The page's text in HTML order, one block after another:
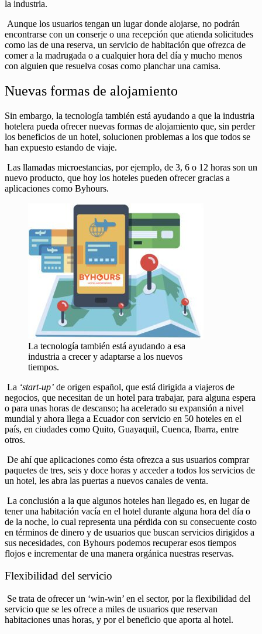
la industria.
Aunque los usuarios tengan un lugar donde alojarse, no podrán
encontrarse con un conserje o una recepción que atienda solicitudes
como las de una reserva, un servicio de habitación que ofrezca de
comer a la madrugada o a cualquier hora del día y mucho menos
con alguien que resuelva cosas como planchar una camisa.
Nuevas formas de alojamiento
Sin embargo, la tecnología también está ayudando a que la industria
hotelera pueda ofrecer nuevas formas de alojamiento que, sin perder
los beneficios de un hotel, solucionen problemas a los que todos se
han expuesto estando de viaje.
Las llamadas microestancias, por ejemplo, de 3, 6 o 12 horas son un
nuevo producto, que hoy los hoteles pueden ofrecer gracias a
aplicaciones como Byhours.
La tecnología también está ayudando a esa
industria a crecer y adaptarse a los nuevos
tiempos.
La ‘start-up’ de origen español, que está dirigida a viajeros de
negocios, que necesitan de un hotel para trabajar, para alguna espera
o para unas horas de descanso; ha acelerado su expansión a nivel
mundial y ahora llega a Ecuador con servicio en 50 hoteles en el
país, en ciudades como Quito, Guayaquil, Cuenca, Ibarra, entre
otros.
De ahí que aplicaciones como ésta ofrezca a sus usuarios comprar
paquetes de tres, seis y doce horas y acceder a todos los servicios de
un hotel, les abra las puertas a nuevos canales de venta.
La conclusión a la que algunos hoteles han llegado es, en lugar de
tener una habitación vacía en el hotel durante alguna hora del día o
de la noche, lo cual representa una pérdida con su consecuente costo
en términos de dinero y de usuarios que buscan servicios dirigidos a
sus necesidades, con Byhours podemos recuperar esos tiempos
flojos e incrementar de una manera orgánica nuestras reservas.
Flexibilidad del servicio
Se trata de ofrecer un ‘win-win’ en el sector, por la flexibilidad del
servicio que se les ofrece a miles de usuarios que reservan
habitaciones unas horas, y por el beneficio que aporta al hotel.